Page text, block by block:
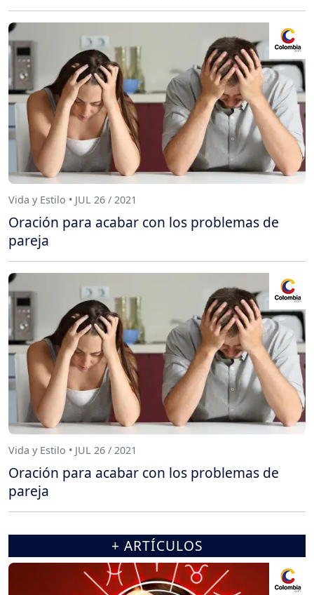
Vida y Estilo • JUL 26 / 2021
Oración para acabar con los problemas de
pareja
Vida y Estilo • JUL 26 / 2021
Oración para acabar con los problemas de
pareja
+ ARTÍCULOS